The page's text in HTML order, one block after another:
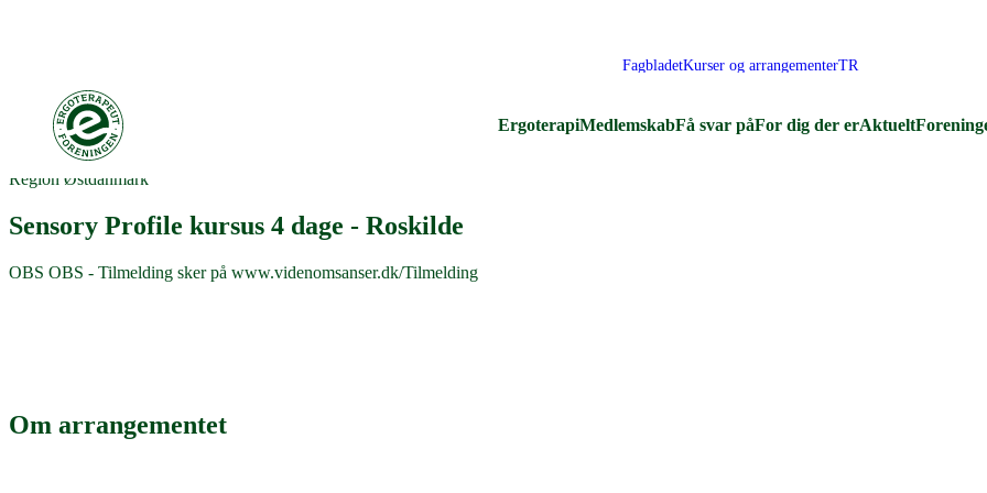
FagbladetKurser og arrangementerTR
ErgoterapiMedlemskabFå svar påFor dig der erAktuelt
Region Østdanmark
Sensory Profile kursus 4 dage - Roskilde
OBS OBS - Tilmelding sker på www.videnomsanser.dk/Tilmelding
Om arrangementet